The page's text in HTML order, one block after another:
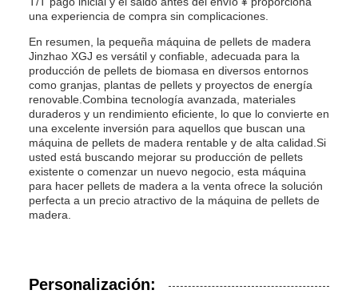
una experiencia de compra sin complicaciones.
En resumen, la pequeña máquina de pellets de madera
Jinzhao XGJ es versátil y confiable, adecuada para la
producción de pellets de biomasa en diversos entornos
como granjas, plantas de pellets y proyectos de energía
renovable.Combina tecnología avanzada, materiales
duraderos y un rendimiento eficiente, lo que lo convierte en
una excelente inversión para aquellos que buscan una
máquina de pellets de madera rentable y de alta calidad.Si
usted está buscando mejorar su producción de pellets
existente o comenzar un nuevo negocio, esta máquina
para hacer pellets de madera a la venta ofrece la solución
perfecta a un precio atractivo de la máquina de pellets de
madera.
Personalización: